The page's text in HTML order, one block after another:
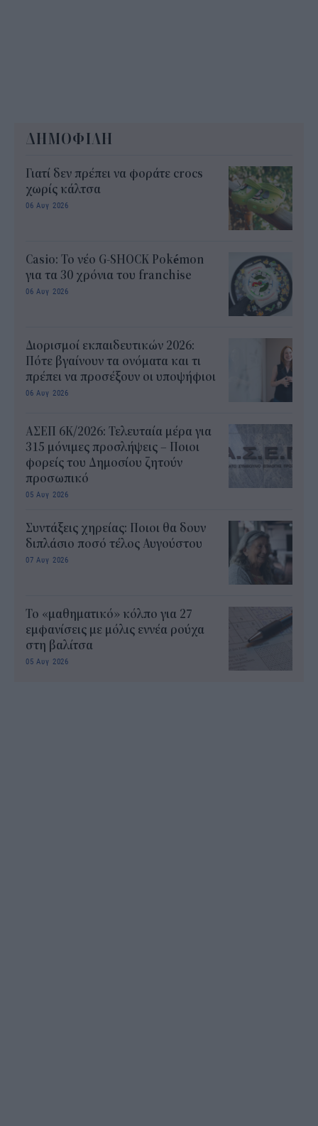
ΔΗΜΟΦΙΛΗ
Γιατί δεν πρέπει να φοράτε crocs
χωρίς κάλτσα
06 Αυγ 2026
Casio: Το νέο G-SHOCK Pokémon
για τα 30 χρόνια του franchise
06 Αυγ 2026
Διορισμοί εκπαιδευτικών 2026:
Πότε βγαίνουν τα ονόματα και τι
πρέπει να προσέξουν οι υποψήφιοι
06 Αυγ 2026
ΑΣΕΠ 6Κ/2026: Τελευταία μέρα για
315 μόνιμες προσλήψεις – Ποιοι
φορείς του Δημοσίου ζητούν
προσωπικό
05 Αυγ 2026
Συντάξεις χηρείας: Ποιοι θα δουν
διπλάσιο ποσό τέλος Αυγούστου
07 Αυγ 2026
Το «μαθηματικό» κόλπο για 27
εμφανίσεις με μόλις εννέα ρούχα
στη βαλίτσα
05 Αυγ 2026